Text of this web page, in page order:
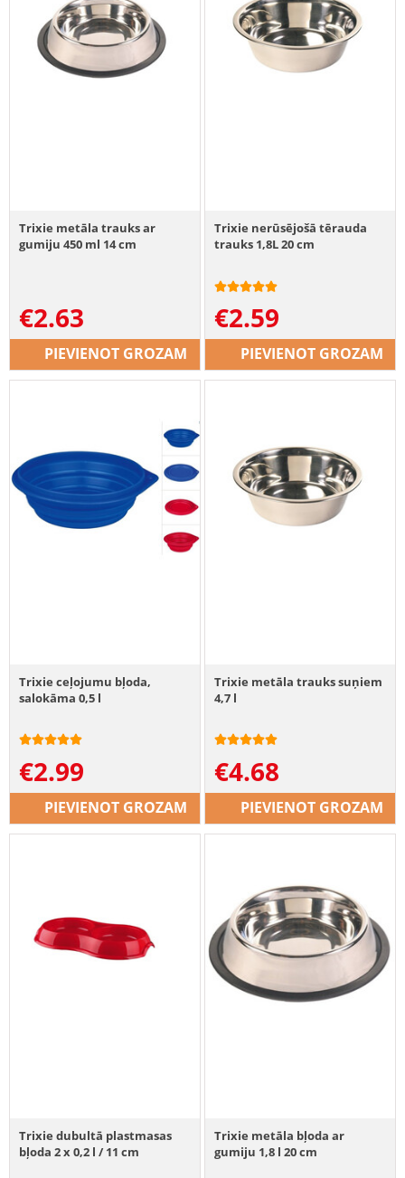
Trixie metāla trauks ar
gumiju 450 ml 14 cm
€2.63
PIEVIENOT GROZAM
Trixie nerūsējošā tērauda
trauks 1,8L 20 cm
€2.59
PIEVIENOT GROZAM
Trixie ceļojumu bļoda,
salokāma 0,5 l
€2.99
PIEVIENOT GROZAM
Trixie metāla trauks suņiem
4,7 l
€4.68
PIEVIENOT GROZAM
Trixie dubultā plastmasas
bļoda 2 x 0,2 l / 11 cm
Trixie metāla bļoda ar
gumiju 1,8 l 20 cm